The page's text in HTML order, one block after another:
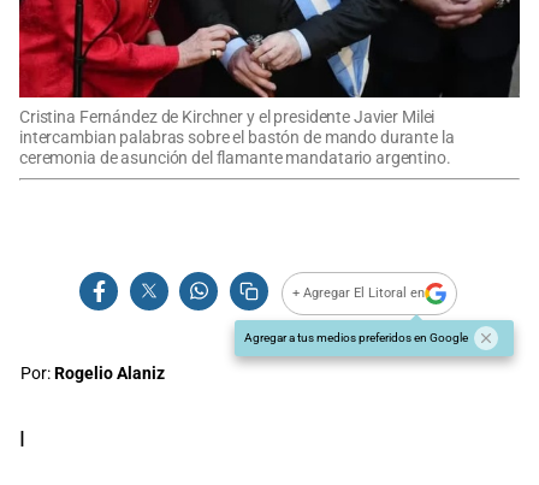
Cristina Fernández de Kirchner y el presidente Javier Milei
intercambian palabras sobre el bastón de mando durante la
ceremonia de asunción del flamante mandatario argentino.
+ Agregar El Litoral en
Agregar a tus medios preferidos en Google
Por:Rogelio Alaniz
I